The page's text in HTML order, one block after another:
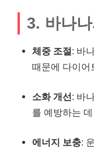
3. 바나
체중 조절: 바
때문에 다이어
소화 개선: 바
를 예방하는
에너지 보충: